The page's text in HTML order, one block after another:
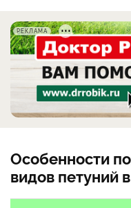
РЕКЛАМА
Особенности
видов петуний